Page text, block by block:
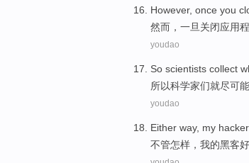
However, once you
然而 ， 一旦 关闭应用
youdao
So scientists collect
所以科学家们就尽可
youdao
Either way, my hacker
不管怎样， 我的黑客